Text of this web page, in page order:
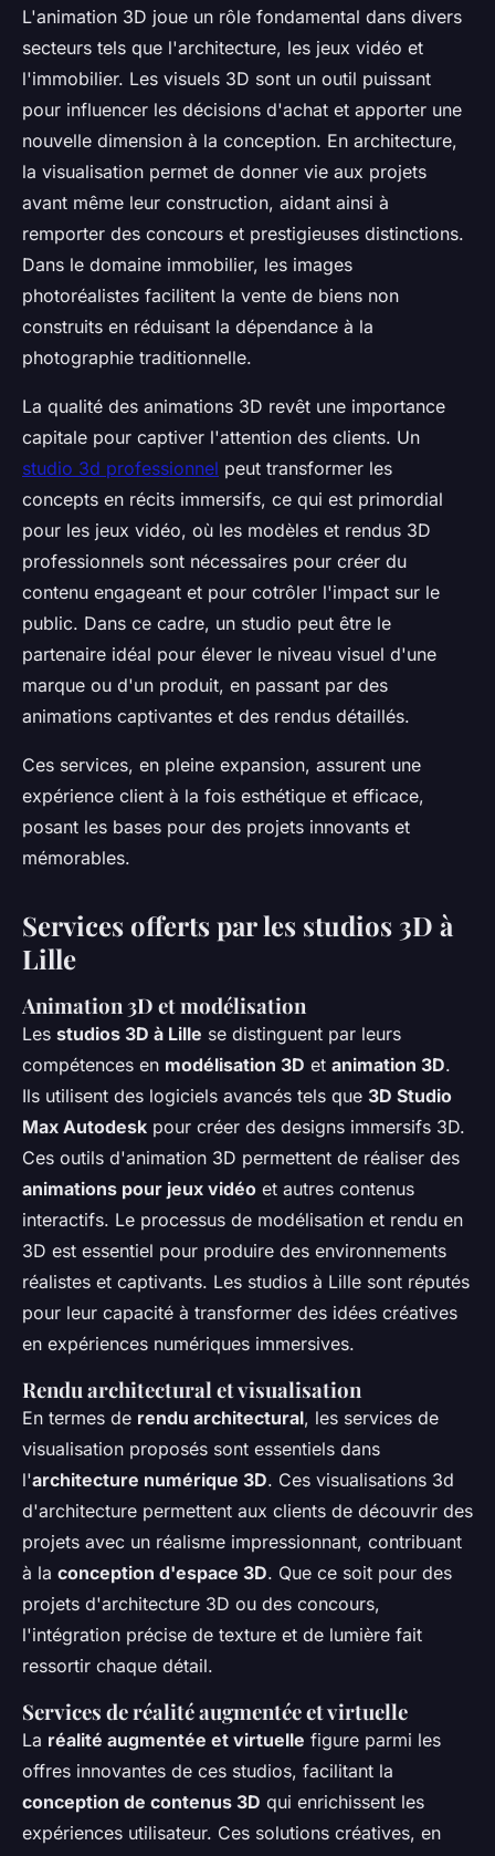
L'animation 3D joue un rôle fondamental dans divers
secteurs tels que l'architecture, les jeux vidéo et
l'immobilier. Les visuels 3D sont un outil puissant
pour influencer les décisions d'achat et apporter une
nouvelle dimension à la conception. En architecture,
la visualisation permet de donner vie aux projets
avant même leur construction, aidant ainsi à
remporter des concours et prestigieuses distinctions.
Dans le domaine immobilier, les images
photoréalistes facilitent la vente de biens non
construits en réduisant la dépendance à la
photographie traditionnelle.
La qualité des animations 3D revêt une importance
capitale pour captiver l'attention des clients. Un
studio 3d professionnel peut transformer les
concepts en récits immersifs, ce qui est primordial
pour les jeux vidéo, où les modèles et rendus 3D
professionnels sont nécessaires pour créer du
contenu engageant et pour cotrôler l'impact sur le
public. Dans ce cadre, un studio peut être le
partenaire idéal pour élever le niveau visuel d'une
marque ou d'un produit, en passant par des
animations captivantes et des rendus détaillés.
Ces services, en pleine expansion, assurent une
expérience client à la fois esthétique et efficace,
posant les bases pour des projets innovants et
mémorables.
Services offerts par les studios 3D à
Lille
Animation 3D et modélisation
Les studios 3D à Lille se distinguent par leurs
compétences en modélisation 3D et animation 3D.
Ils utilisent des logiciels avancés tels que 3D Studio
Max Autodesk pour créer des designs immersifs 3D.
Ces outils d'animation 3D permettent de réaliser des
animations pour jeux vidéo et autres contenus
interactifs. Le processus de modélisation et rendu en
3D est essentiel pour produire des environnements
réalistes et captivants. Les studios à Lille sont réputés
pour leur capacité à transformer des idées créatives
en expériences numériques immersives.
Rendu architectural et visualisation
En termes de rendu architectural, les services de
visualisation proposés sont essentiels dans
l'architecture numérique 3D. Ces visualisations 3d
d'architecture permettent aux clients de découvrir des
projets avec un réalisme impressionnant, contribuant
à la conception d'espace 3D. Que ce soit pour des
projets d'architecture 3D ou des concours,
l'intégration précise de texture et de lumière fait
ressortir chaque détail.
Services de réalité augmentée et virtuelle
La réalité augmentée et virtuelle figure parmi les
offres innovantes de ces studios, facilitant la
conception de contenus 3D qui enrichissent les
expériences utilisateur. Ces solutions créatives, en